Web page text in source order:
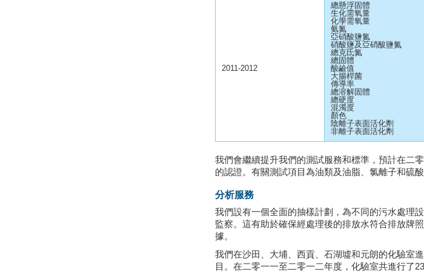
2011-2012
總懸浮固體
生化需氧量
化學需氧量
氨氮
亞硝酸鹽氮
硝酸鹽及亞硝酸鹽氮
總克氐氮
總固體
酸鹼值
大腸桿菌
傳導率
總溶解固體
總硬度
混濁度
顏色
陰離子表面活化劑
非離子表面活化劑
我們會繼續提升我們的測試服務和標準，預計在二
的認證。有關測試項目為油類及油脂、氯離子和硫酸
分析服務
我們設有一個全面的抽樣計劃，為不同的污水處理
監察。這有助於確保經處理後的排放水符合排放牌
據。
我們在沙田、大埔、西貢、石湖墟和元朗的化驗室
目。在二零一一至二零一二年度，化驗室共進行了